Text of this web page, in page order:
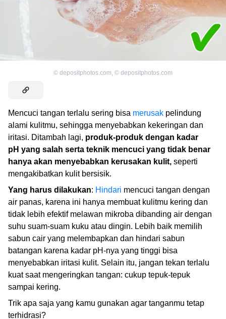
© depositphotos.com, © depositphotos.com
Mencuci tangan terlalu sering bisa merusak pelindung
alami kulitmu, sehingga menyebabkan kekeringan dan
iritasi. Ditambah lagi, produk-produk dengan kadar
pH yang salah serta teknik mencuci yang tidak benar
hanya akan menyebabkan kerusakan kulit, seperti
mengakibatkan kulit bersisik.
Yang harus dilakukan: Hindari mencuci tangan dengan
air panas, karena ini hanya membuat kulitmu kering dan
tidak lebih efektif melawan mikroba dibanding air dengan
suhu suam-suam kuku atau dingin. Lebih baik memilih
sabun cair yang melembapkan dan hindari sabun
batangan karena kadar pH-nya yang tinggi bisa
menyebabkan iritasi kulit. Selain itu, jangan tekan terlalu
kuat saat mengeringkan tangan: cukup tepuk-tepuk
sampai kering.
Trik apa saja yang kamu gunakan agar tanganmu tetap
terhidrasi?